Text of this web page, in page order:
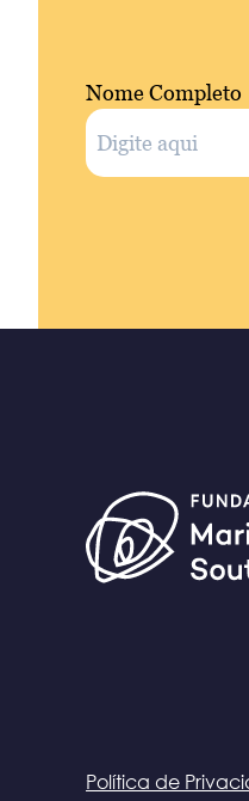
Nome Completo
Política de